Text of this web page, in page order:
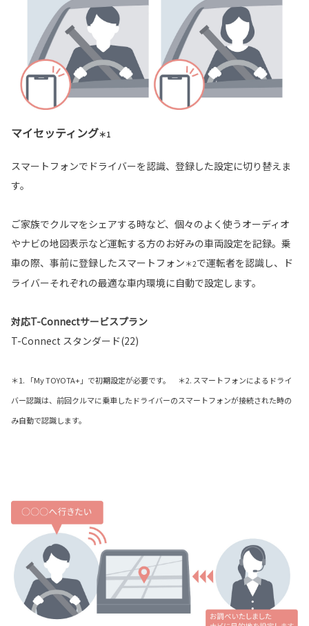
マイセッティング＊1
スマートフォンでドライバーを認識、登録した設定に切り替えま
す。
ご家族でクルマをシェアする時など、個々のよく使うオーディオ
やナビの地図表示など運転する方のお好みの車両設定を記録。乗
車の際、事前に登録したスマートフォン＊2で運転者を認識し、ド
ライバーそれぞれの最適な車内環境に自動で設定します。
対応T-Connectサービスプラン
T-Connect スタンダード(22)
＊1. 「My TOYOTA+」で初期設定が必要です。 ＊2. スマートフォンによるドライ
バー認識は、前回クルマに乗車したドライバーのスマートフォンが接続された時の
み自動で認識します。